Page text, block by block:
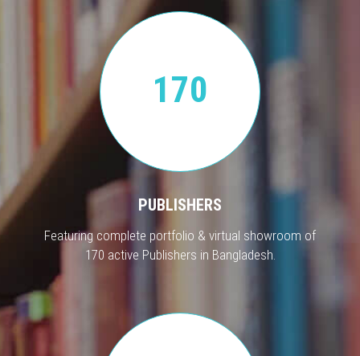
170
PUBLISHERS
Featuring complete portfolio & virtual showroom of
170 active Publishers in Bangladesh.